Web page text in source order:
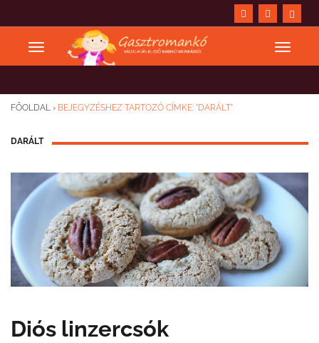
FŐOLDAL › BEJEGYZÉSHEZ TARTOZÓ CÍMKE: "DARÁLT"
DARÁLT
Diós linzercsók